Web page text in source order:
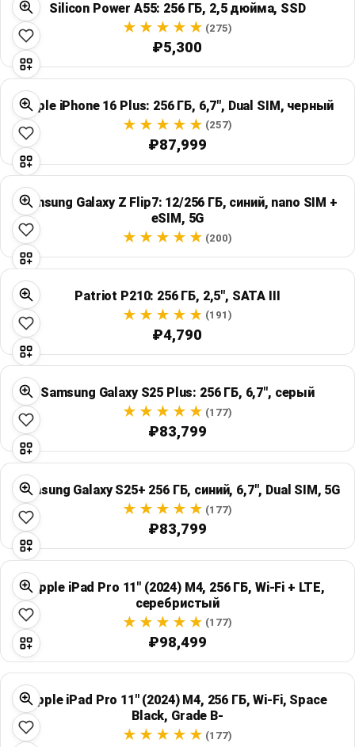
Silicon Power A55: 256 ГБ, 2,5 дюйма, SSD
(275)
₽5,300
Apple iPhone 16 Plus: 256 ГБ, 6,7", Dual SIM, черный
(257)
₽87,999
Samsung Galaxy Z Flip7: 12/256 ГБ, синий, nano SIM +
eSIM, 5G
(200)
Patriot P210: 256 ГБ, 2,5", SATA III
(191)
₽4,790
Samsung Galaxy S25 Plus: 256 ГБ, 6,7", серый
(177)
₽83,799
Samsung Galaxy S25+ 256 ГБ, синий, 6,7", Dual SIM, 5G
(177)
₽83,799
Apple iPad Pro 11" (2024) M4, 256 ГБ, Wi‑Fi + LTE,
серебристый
(177)
₽98,499
Apple iPad Pro 11" (2024) M4, 256 ГБ, Wi‑Fi, Space
Black, Grade B-
(177)